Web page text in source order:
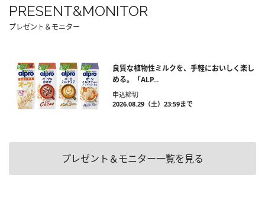
PRESENT&MONITOR
プレゼント＆モニター
良質な植物性ミルクを、手軽においしく楽し
める。「ALP...
申込締切
2026.08.29（土）23:59まで
プレゼント＆モニター一覧を見る